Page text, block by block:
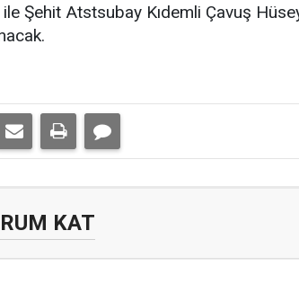
Şehit Atstsubay Kıdemli Çavuş
KAT